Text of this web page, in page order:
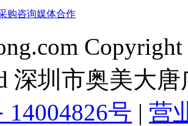
购咨询媒体合作
深圳市奥美大
14004826号 | 营